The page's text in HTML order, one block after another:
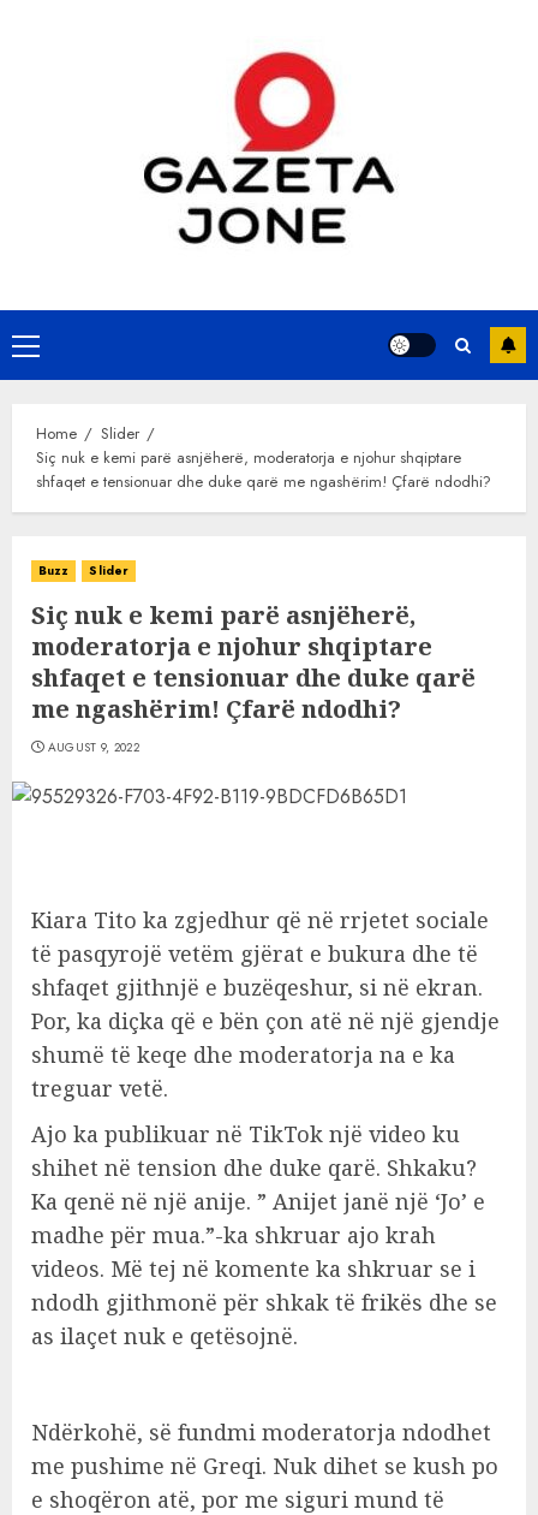
Primary
Menu
Home
Slider
Siç nuk e kemi parë asnjëherë, moderatorja e njohur shqiptare
shfaqet e tensionuar dhe duke qarë me ngashërim! Çfarë ndodhi?
Buzz Slider
Siç nuk e kemi parë asnjëherë,
moderatorja e njohur shqiptare
shfaqet e tensionuar dhe duke qarë
me ngashërim! Çfarë ndodhi?
AUGUST 9, 2022
Kiara Tito ka zgjedhur që në rrjetet sociale
të pasqyrojë vetëm gjërat e bukura dhe të
shfaqet gjithnjë e buzëqeshur, si në ekran.
Por, ka diçka që e bën çon atë në një gjendje
shumë të keqe dhe moderatorja na e ka
treguar vetë.
Ajo ka publikuar në TikTok një video ku
shihet në tension dhe duke qarë. Shkaku?
Ka qenë në një anije. ” Anijet janë një ‘Jo’ e
madhe për mua.”-ka shkruar ajo krah
videos. Më tej në komente ka shkruar se i
ndodh gjithmonë për shkak të frikës dhe se
as ilaçet nuk e qetësojnë.
Ndërkohë, së fundmi moderatorja ndodhet
me pushime në Greqi. Nuk dihet se kush po
e shoqëron atë, por me siguri mund të